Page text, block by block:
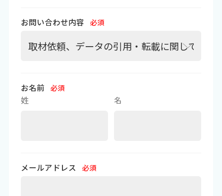
お問い合わせ内容 必須
お名前 必須
姓 名
メールアドレス 必須